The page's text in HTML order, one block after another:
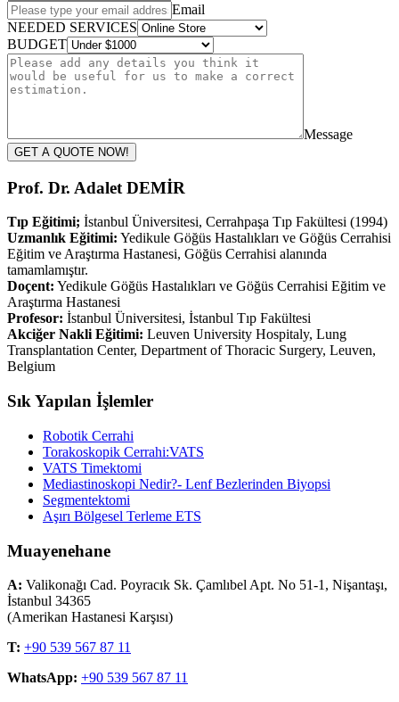
Email
NEEDED SERVICES
BUDGET
Message
GET A QUOTE NOW!
Prof. Dr. Adalet DEMİR
Tıp Eğitimi; İstanbul Üniversitesi, Cerrahpaşa Tıp Fakültesi (1994)
Uzmanlık Eğitimi: Yedikule Göğüs Hastalıkları ve Göğüs Cerrahisi
Eğitim ve Araştırma Hastanesi, Göğüs Cerrahisi alanında
tamamlamıştır.
Doçent: Yedikule Göğüs Hastalıkları ve Göğüs Cerrahisi Eğitim ve
Araştırma Hastanesi
Profesor: İstanbul Üniversitesi, İstanbul Tıp Fakültesi
Akciğer Nakli Eğitimi: Leuven University Hospitaly, Lung
Transplantation Center, Department of Thoracic Surgery, Leuven,
Belgium
Sık Yapılan İşlemler
Robotik Cerrahi
Torakoskopik Cerrahi:VATS
VATS Timektomi
Mediastinoskopi Nedir?- Lenf Bezlerinden Biyopsi
Segmentektomi
Aşırı Bölgesel Terleme ETS
Muayenehane
A: Valikonağı Cad. Poyracık Sk. Çamlıbel Apt. No 51-1, Nişantaşı,
İstanbul 34365
(Amerikan Hastanesi Karşısı)
T: +90 539 567 87 11
WhatsApp: +90 539 567 87 11